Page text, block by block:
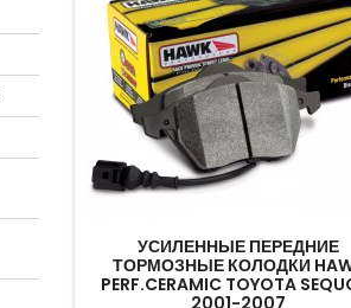
УСИЛЕННЫЕ ПЕРЕДНИЕ
ТОРМОЗНЫЕ КОЛОДКИ
PERF.CERAMIC TOYOTA
2001-2007